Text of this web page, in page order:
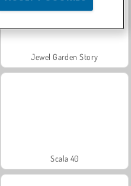
Jewel Garden Story
Scala 40